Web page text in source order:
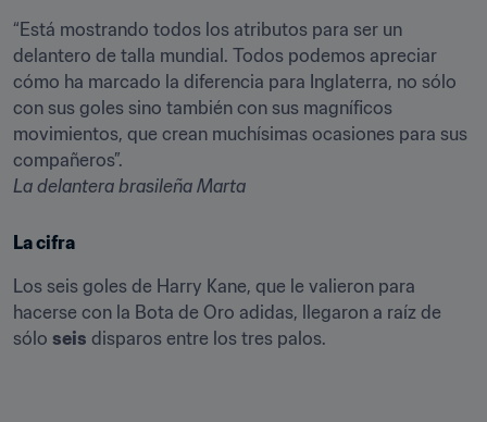
“Está mostrando todos los atributos para ser un
delantero de talla mundial. Todos podemos apreciar
cómo ha marcado la diferencia para Inglaterra, no sólo
con sus goles sino también con sus magníficos
movimientos, que crean muchísimas ocasiones para sus
La delantera brasileña Marta
La cifra
Los seis goles de Harry Kane, que le valieron para
hacerse con la Bota de Oro adidas, llegaron a raíz de
sólo seis disparos entre los tres palos.